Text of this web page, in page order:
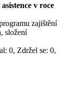
v roce
zajištění
složení
0, Zdržel se: 0,